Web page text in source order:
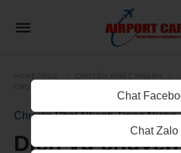
Chuyển Phát Nhanh Trong Nước
Dịch vụ
Chat
Chat Zalo